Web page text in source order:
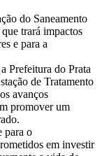
do Saneamento
trará impactos
e para a
Prefeitura do Prata
de Tratamento
avanços
promover um
para o
em investir